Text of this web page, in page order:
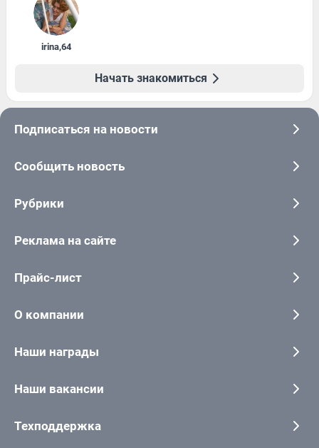
irina,64
Начать знакомиться
Подписаться на новости
Сообщить новость
Рубрики
Реклама на сайте
Прайс-лист
О компании
Наши награды
Наши вакансии
Техподдержка